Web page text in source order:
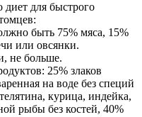
диет для быстрого
быть 75% мяса, 15%
или овсянки.
не больше.
25% злаков
на воде без специй
курица, индейка,
рыбы без костей, 40%